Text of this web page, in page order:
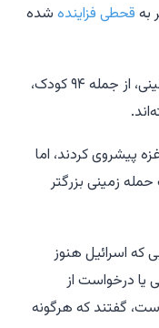
به قحطی فزاینده شده
طبق گفته مقامات غزه، حدود ۱۸۸ فلسطینی، از جمله ۹۴ کودک،
پیشروی کردند، اما
زمینی بزرگتر
که اسرائیل هنوز
یا درخواست از
گفتند که هرگونه